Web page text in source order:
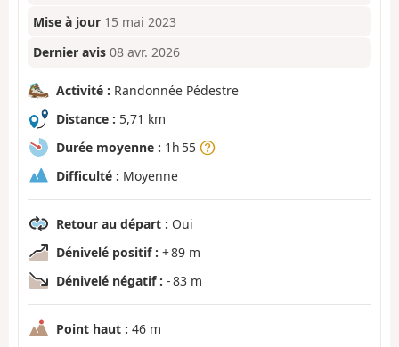
Mise à jour 15 mai 2023
Dernier avis 08 avr. 2026
Activité : Randonnée Pédestre
Distance : 5,71 km
Durée moyenne : 1h 55
Difficulté : Moyenne
Retour au départ : Oui
Dénivelé positif : + 89 m
Dénivelé négatif : - 83 m
Point haut : 46 m